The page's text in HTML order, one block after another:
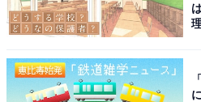
ズ（フジテレビ系）など数々
で気品あふれる美しさに、多く
松本潤さん主演のNHK大河ド